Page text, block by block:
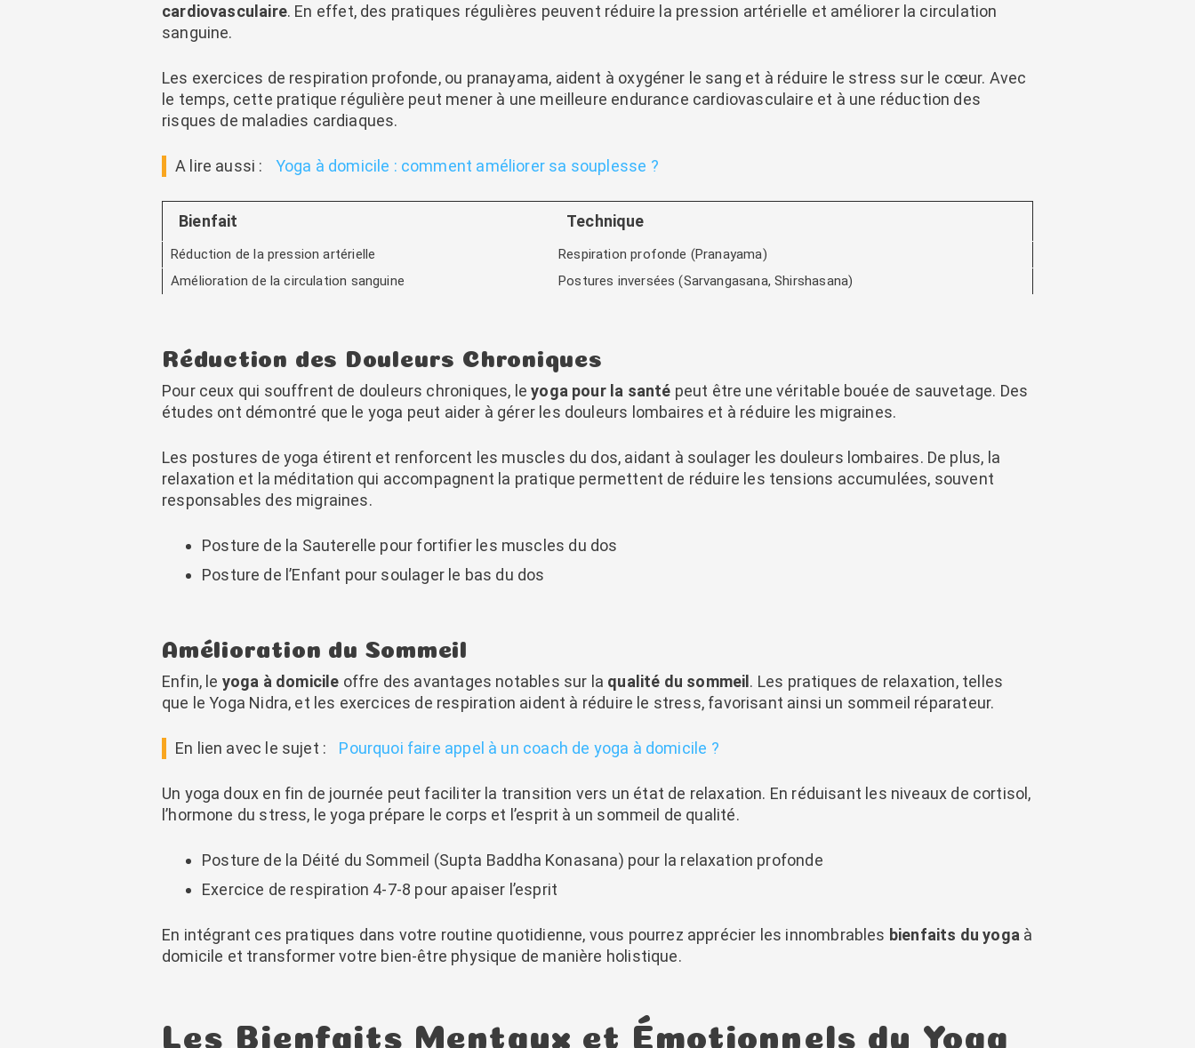
cardiovasculaire. En effet, des pratiques régulières peuvent réduire la pression artérielle et améliorer la circulation
sanguine.
Les exercices de respiration profonde, ou pranayama, aident à oxygéner le sang et à réduire le stress sur le cœur. Avec
le temps, cette pratique régulière peut mener à une meilleure endurance cardiovasculaire et à une réduction des
risques de maladies cardiaques.
A lire aussi : Yoga à domicile : comment améliorer sa souplesse ?
Bienfait Technique
Réduction de la pression artérielle
Respiration profonde (Pranayama)
Amélioration de la circulation sanguine
Postures inversées (Sarvangasana, Shirshasana)
Réduction des Douleurs Chroniques
Pour ceux qui souffrent de douleurs chroniques, leyoga pour la santé peut être une véritable bouée de sauvetage. Des
études ont démontré que le yoga peut aider à gérer les douleurs lombaires et à réduire les migraines.
Les postures de yoga étirent et renforcent les muscles du dos, aidant à soulager les douleurs lombaires. De plus, la
relaxation et la méditation qui accompagnent la pratique permettent de réduire les tensions accumulées, souvent
responsables des migraines.
Posture de la Sauterelle pour fortifier les muscles du dos
Posture de l’Enfant pour soulager le bas du dos
Amélioration du Sommeil
Enfin, le yoga à domicile offre des avantages notables sur la qualité du sommeil . Les pratiques de relaxation, telles
que le Yoga Nidra, et les exercices de respiration aident à réduire le stress, favorisant ainsi un sommeil réparateur.
En lien avec le sujet : Pourquoi faire appel à un coach de yoga à domicile ?
Un yoga doux en fin de journée peut faciliter la transition vers un état de relaxation. En réduisant les niveaux de cortisol,
l’hormone du stress, le yoga prépare le corps et l’esprit à un sommeil de qualité.
Posture de la Déité du Sommeil (Supta Baddha Konasana) pour la relaxation profonde
Exercice de respiration 4-7-8 pour apaiser l’esprit
En intégrant ces pratiques dans votre routine quotidienne, vous pourrez apprécier les innombrables bienfaits du yogaà
domicile et transformer votre bien-être physique de manière holistique.
Les Bienfaits Mentaux et Émotionnels du Yoga